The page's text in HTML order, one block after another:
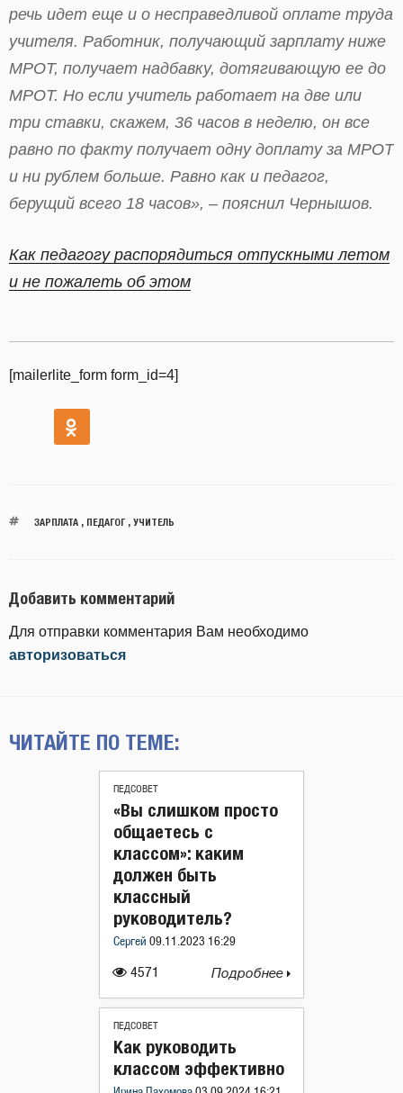
речь идет еще и о несправедливой оплате труда
учителя. Работник, получающий зарплату ниже
МРОТ, получает надбавку, дотягивающую ее до
МРОТ. Но если учитель работает на две или
три ставки, скажем, 36 часов в неделю, он все
равно по факту получает одну доплату за МРОТ
и ни рублем больше. Равно как и педагог,
берущий всего 18 часов», – пояснил Чернышов.
Как педагогу распорядиться отпускными летом
и не пожалеть об этом
[mailerlite_form form_id=4]
ЗАРПЛАТА, ПЕДАГОГ, УЧИТЕЛЬ
Добавить комментарий
Для отправки комментария Вам необходимо
авторизоваться
ЧИТАЙТЕ ПО ТЕМЕ:
ПЕДСОВЕТ
4571
«Вы слишком просто
общаетесь с
классом»: каким
должен быть
классный
руководитель?
Сергей 09.11.2023 16:29
Подробнее
ПЕДСОВЕТ
Как руководить
классом эффективно